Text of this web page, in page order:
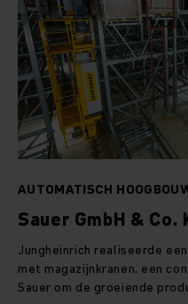
AUTOMATISCH
Sauer GmbH & Co.
Jungheinrich realiseerde
met magazijnkranen, een
Sauer om de groeiende